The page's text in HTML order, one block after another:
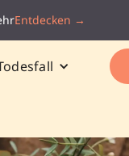
Entdecken →